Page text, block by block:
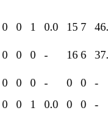
0 0 1 0.0 15 7
0 0 0 - 16 6
0 0 0 - 0 0
-
0 0 1 0.0 0 0
-